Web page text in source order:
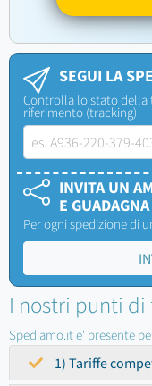
SEGUI LA
Controlla lo stato della
riferimento (tracking)
INVITA UN
E
Per ogni spedizione di
I nostri punti di
Spediamo.it e' presente
1) Tariffe